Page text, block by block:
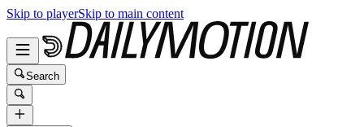
Skip to playerSkip to main content
Search